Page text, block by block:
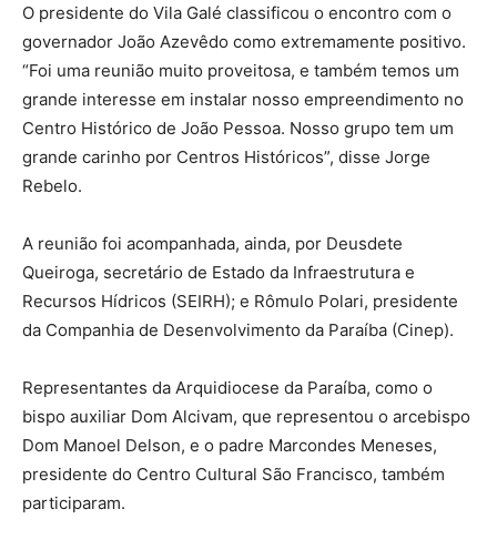
O presidente do Vila Galé classificou o encontro com o
governador João Azevêdo como extremamente positivo.
“Foi uma reunião muito proveitosa, e também temos um
grande interesse em instalar nosso empreendimento no
Centro Histórico de João Pessoa. Nosso grupo tem um
grande carinho por Centros Históricos”, disse Jorge
Rebelo.
A reunião foi acompanhada, ainda, por Deusdete
Queiroga, secretário de Estado da Infraestrutura e
Recursos Hídricos (SEIRH); e Rômulo Polari, presidente
da Companhia de Desenvolvimento da Paraíba (Cinep).
Representantes da Arquidiocese da Paraíba, como o
bispo auxiliar Dom Alcivam, que representou o arcebispo
Dom Manoel Delson, e o padre Marcondes Meneses,
presidente do Centro Cultural São Francisco, também
participaram.